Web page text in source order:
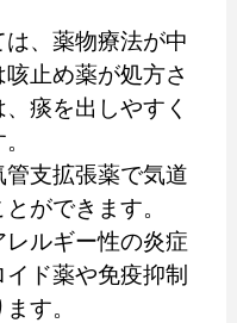
、薬物療法が中
止め薬が処方さ
痰を出しやすく
支拡張薬で気道
ができます。
ルギー性の炎症
ド薬や免疫抑制
す。